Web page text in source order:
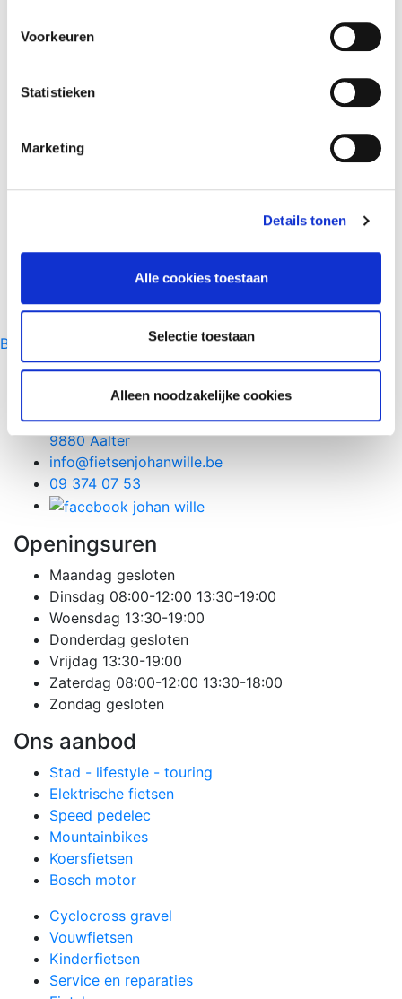
Voorkeuren
Statistieken
Marketing
Details tonen
Alle cookies toestaan
Selectie toestaan
Alleen noodzakelijke cookies
Woensdag
Zaterdag
Back to top
Contact info
Fietsen Johan Wille,
Bellemstraat 45
9880 Aalter
info@fietsenjohanwille.be
09 374 07 53
Openingsuren
Maandag gesloten
Dinsdag 08:00-12:00 13:30-19:00
Woensdag 13:30-19:00
Donderdag gesloten
Vrijdag 13:30-19:00
Zaterdag 08:00-12:00 13:30-18:00
Zondag gesloten
Ons aanbod
Stad - lifestyle - touring
Elektrische fietsen
Speed pedelec
Mountainbikes
Koersfietsen
Bosch motor
Cyclocross gravel
Vouwfietsen
Kinderfietsen
Service en reparaties